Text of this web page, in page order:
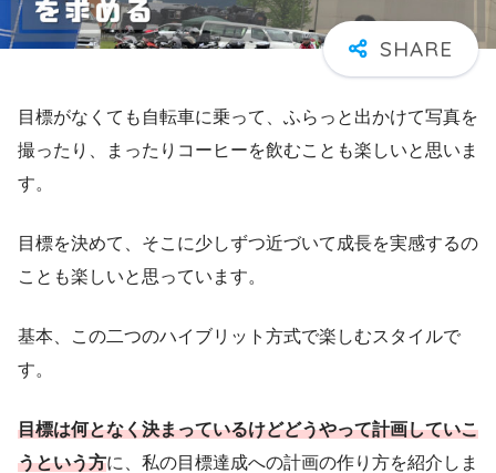
目標がなくても自転車に乗って、ふらっと出かけて写真を
撮ったり、まったりコーヒーを飲むことも楽しいと思いま
す。
目標を決めて、そこに少しずつ近づいて成長を実感するの
ことも楽しいと思っています。
基本、この二つのハイブリット方式で楽しむスタイルで
す。
目標は何となく決まっているけどどうやって計画していこ
うという方に、私の目標達成への計画の作り方を紹介しま